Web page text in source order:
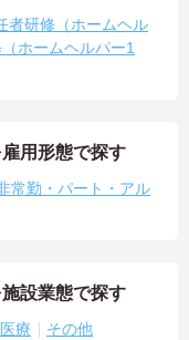
者研修（ホームヘル
ホームヘルパー1
用形態で探す
常勤・パート・アル
設業態で探す
療 その他